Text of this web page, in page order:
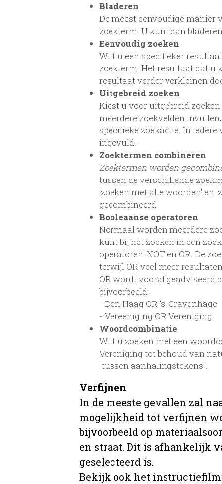
Bladeren
De meest eenvoudige manier
zoekterm. U kunt dan
Eenvoudig zoeken
Wilt u een specifieker
zoekterm. Het resultaat dat u
resultaat verder verkleinen
Uitgebreid zoeken
Kiest u voor uitgebreid
meerdere zoekvelden
specifieke zoekactie. In
ingevuld.
Zoektermen combineren
Zoektermen worden
tussen de verschillende
'zoeken met alle woorden' en
gecombineerd.
Booleaanse operatoren
Normaal worden meerdere
kunt bij het zoeken in een
operatoren: NOT en OR. De
terwijl OR veel meer
OR wordt vooral geadviseerd
bijvoorbeeld:
- Den Haag OR ’s-Gravenhage
- Vereeniging OR Vereniging
Woordcombinatie
Wilt u zoeken met een
Vereniging tot behoud van
"tussen aanhalingstekens".
Verfijnen
In de meeste gevallen zal
mogelijkheid tot verfijnen
bijvoorbeeld op
en straat. Dit is afhankelijk
geselecteerd is.
Bekijk ook het